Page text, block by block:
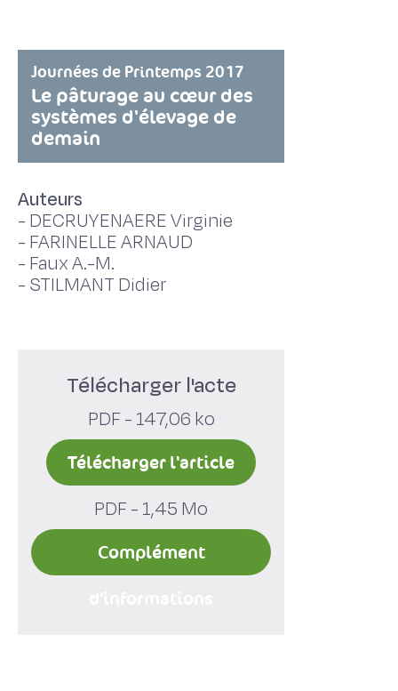
Journées de Printemps 2017
Le pâturage au cœur des
systèmes d'élevage de
demain
Auteurs
- DECRUYENAERE Virginie
- FARINELLE ARNAUD
- Faux A.-M.
- STILMANT Didier
Télécharger l'acte
PDF - 147,06 ko
Télécharger l'article
PDF - 1,45 Mo
Complément